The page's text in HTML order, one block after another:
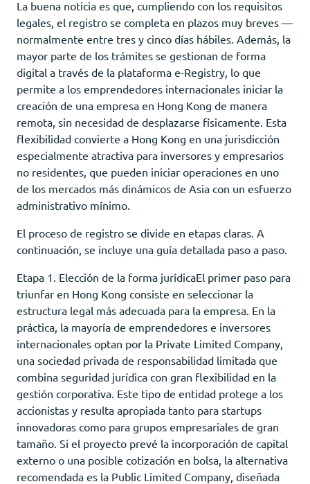
La buena noticia es que, cumpliendo con los requisitos
legales, el registro se completa en plazos muy breves —
normalmente entre tres y cinco días hábiles. Además, la
mayor parte de los trámites se gestionan de forma
digital a través de la plataforma e-Registry, lo que
permite a los emprendedores internacionales iniciar la
creación de una empresa en Hong Kong de manera
remota, sin necesidad de desplazarse físicamente. Esta
flexibilidad convierte a Hong Kong en una jurisdicción
especialmente atractiva para inversores y empresarios
no residentes, que pueden iniciar operaciones en uno
de los mercados más dinámicos de Asia con un esfuerzo
administrativo mínimo.
El proceso de registro se divide en etapas claras. A
continuación, se incluye una guía detallada paso a paso.
Etapa 1. Elección de la forma jurídicaEl primer paso para
triunfar en Hong Kong consiste en seleccionar la
estructura legal más adecuada para la empresa. En la
práctica, la mayoría de emprendedores e inversores
internacionales optan por la Private Limited Company,
una sociedad privada de responsabilidad limitada que
combina seguridad jurídica con gran flexibilidad en la
gestión corporativa. Este tipo de entidad protege a los
accionistas y resulta apropiada tanto para startups
innovadoras como para grupos empresariales de gran
tamaño. Si el proyecto prevé la incorporación de capital
externo o una posible cotización en bolsa, la alternativa
recomendada es la Public Limited Company, diseñada